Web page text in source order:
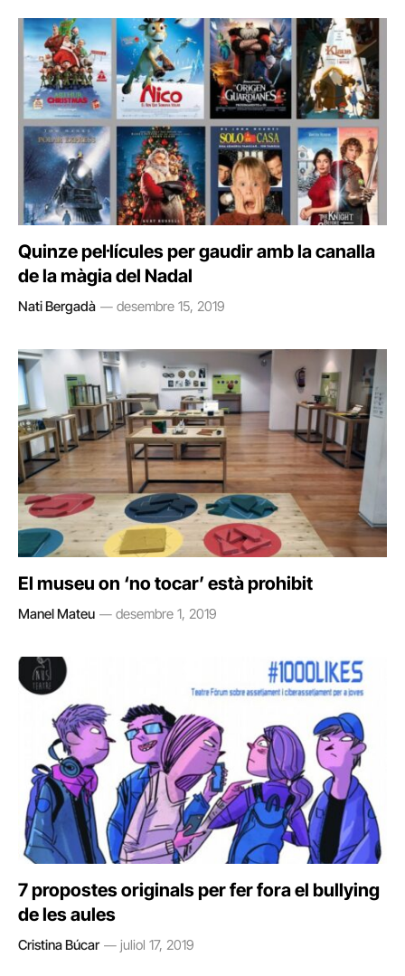
Quinze pel·lícules per gaudir amb la canalla
de la màgia del Nadal
Nati Bergadà desembre 15, 2019
El museu on ‘no tocar’ està prohibit
Manel Mateu desembre 1, 2019
7 propostes originals per fer fora el bullying
de les aules
Cristina Búcar juliol 17, 2019